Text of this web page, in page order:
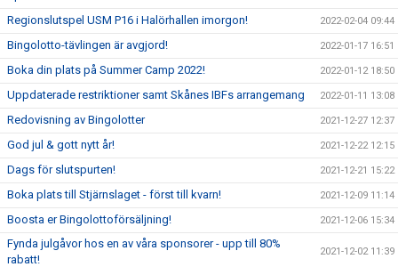
Regionslutspel USM P16 i Halörhallen imorgon! 2022-02-04 09:44
Bingolotto-tävlingen är avgjord! 2022-01-17 16:51
Boka din plats på Summer Camp 2022! 2022-01-12 18:50
Uppdaterade restriktioner samt Skånes IBFs arrangemang 2022-01-11 13:08
Redovisning av Bingolotter 2021-12-27 12:37
God jul & gott nytt år! 2021-12-22 12:15
Dags för slutspurten! 2021-12-21 15:22
Boka plats till Stjärnslaget - först till kvarn! 2021-12-09 11:14
Boosta er Bingolottoförsäljning! 2021-12-06 15:34
Fynda julgåvor hos en av våra sponsorer - upp till 80%
rabatt!
2021-12-02 11:39